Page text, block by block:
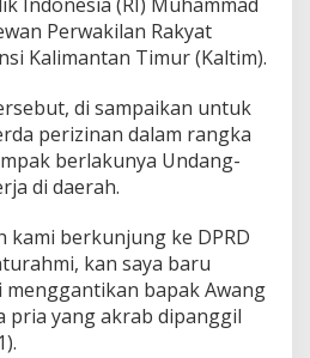
Perwakilan Rakyat
Kalimantan Timur (Kaltim).
di sampaikan untuk
perizinan dalam rangka
berlakunya Undang-
di daerah.
kami berkunjung ke DPRD
kan saya baru
bapak Awang
pria yang akrab dipanggil